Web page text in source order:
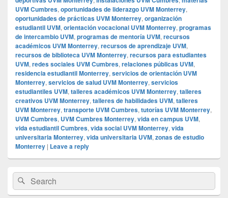
UVM Cumbres, oportunidades de liderazgo UVM Monterrey,
oportunidades de prácticas UVM Monterrey, organización
estudiantil UVM, orientación vocacional UVM Monterrey, programas
de intercambio UVM, programas de mentoría UVM, recursos
académicos UVM Monterrey, recursos de aprendizaje UVM,
recursos de biblioteca UVM Monterrey, recursos para estudiantes
UVM, redes sociales UVM Cumbres, relaciones públicas UVM,
residencia estudiantil Monterrey, servicios de orientación UVM
Monterrey, servicios de salud UVM Monterrey, servicios
estudiantiles UVM, talleres académicos UVM Monterrey, talleres
creativos UVM Monterrey, talleres de habilidades UVM, talleres
UVM Monterrey, transporte UVM Cumbres, tutorías UVM Monterrey,
UVM Cumbres, UVM Cumbres Monterrey, vida en campus UVM,
vida estudiantil Cumbres, vida social UVM Monterrey, vida
universitaria Monterrey, vida universitaria UVM, zonas de estudio
Monterrey | Leave a reply
Primary
Sidebar
Widget
Search
for:
Search